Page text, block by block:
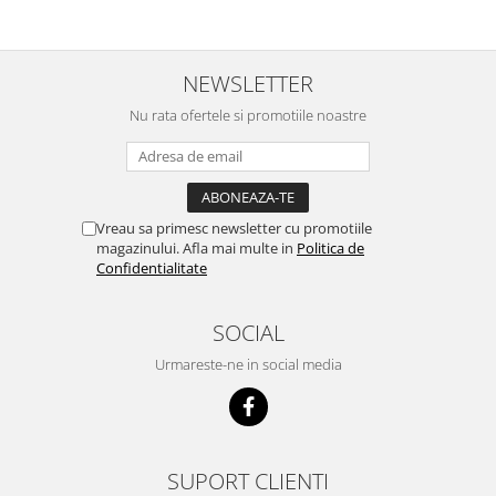
NEWSLETTER
Nu rata ofertele si promotiile noastre
Vreau sa primesc newsletter cu promotiile
magazinului. Afla mai multe in Politica de
Confidentialitate
SOCIAL
Urmareste-ne in social media
SUPORT CLIENTI